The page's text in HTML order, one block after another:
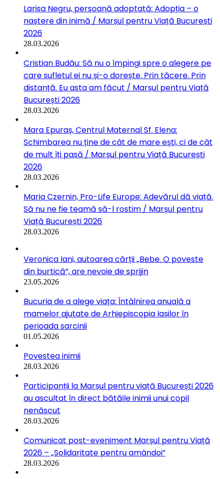
Larisa Negru, persoană adoptată: Adopția – o
naștere din inimă / Marșul pentru Viață București
2026
28.03.2026
Cristian Budău: Să nu o împingi spre o alegere pe
care sufletul ei nu și-o dorește. Prin tăcere. Prin
distanță. Eu asta am făcut / Marșul pentru Viață
București 2026
28.03.2026
Mara Epuraș, Centrul Maternal Sf. Elena:
Schimbarea nu ține de cât de mare ești, ci de cât
de mult îți pasă / Marșul pentru Viață București
2026
28.03.2026
Maria Czernin, Pro-Life Europe: Adevărul dă viață.
Să nu ne fie teamă să-l rostim / Marșul pentru
Viață București 2026
28.03.2026
Veronica Iani, autoarea cărții „Bebe. O poveste
din burtică”, are nevoie de sprijin
23.05.2026
Bucuria de a alege viața: Întâlnirea anuală a
mamelor ajutate de Arhiepiscopia Iașilor în
perioada sarcinii
01.05.2026
Povestea inimii
28.03.2026
Participanții la Marșul pentru viață București 2026
au ascultat în direct bătăile inimii unui copil
nenăscut
28.03.2026
Comunicat post-eveniment Marșul pentru Viață
2026 – „Solidaritate pentru amândoi”
28.03.2026